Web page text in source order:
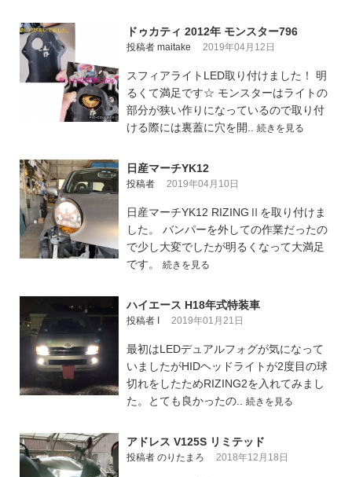
ドゥカティ 2012年 モンスター796
投稿者 maitake 2019年04月12日
スフィアライトLED取り付けました！ 明
るくて満足です☆ モンスターはライトの
部分が狭い作りになっているので取り付
ける際には裏蓋に穴を開.. 続きを見る
日産マーチYK12
投稿者 2019年04月10日
日産マーチYK12 RIZINGⅡを取り付けま
した。 バンパーを外しての作業だったの
で少し大変でしたが明るくなって大満足
です。 続きを見る
ハイエース H18年式特装車
投稿者 I 2019年01月21日
最初はLEDデュアルフォグが気になって
いましたがHIDヘッドライトが2度目の球
切れをしたためRIZING2を入れてみまし
た。とても良かったの.. 続きを見る
アドレス V125S リミテッド
投稿者 のりたまろ 2018年12月18日